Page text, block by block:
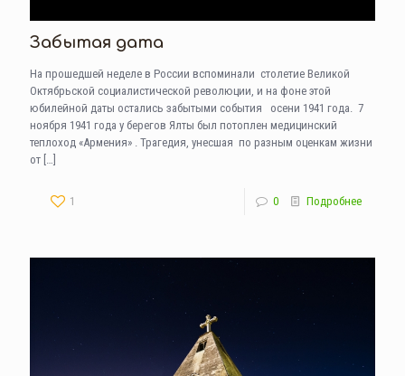
Забытая дата
На прошедшей неделе в России вспоминали столетие Великой
Октябрьской социалистической революции, и на фоне этой
юбилейной даты остались забытыми события осени 1941 года. 7
ноября 1941 года у берегов Ялты был потоплен медицинский
теплоход «Армения» . Трагедия, унесшая по разным оценкам жизни
от […]
1 0 Подробнее